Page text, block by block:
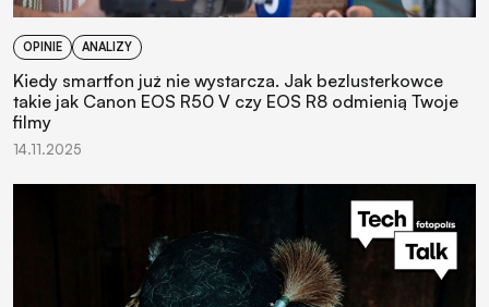
OPINIE ANALIZY
Kiedy smartfon już nie wystarcza. Jak bezlusterkowce
takie jak Canon EOS R50 V czy EOS R8 odmienią Twoje
filmy
14.11.2025